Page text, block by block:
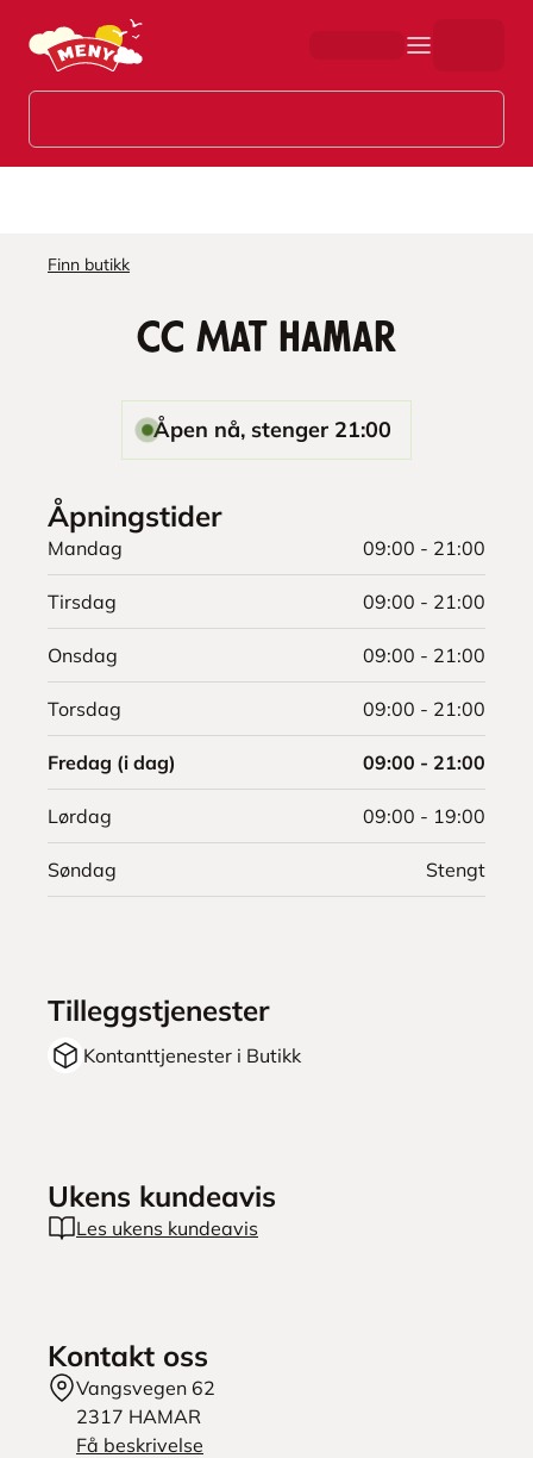
Hopp til hovedinnhold
Finn butikk
CC Mat Hamar
Åpen nå, stenger 21:00
Åpningstider
Mandag 09:00 - 21:00
Tirsdag 09:00 - 21:00
Onsdag 09:00 - 21:00
Torsdag 09:00 - 21:00
Fredag (i dag) 09:00 - 21:00
Lørdag 09:00 - 19:00
Søndag Stengt
Tilleggstjenester
Kontanttjenester i Butikk
Ukens kundeavis
Les ukens kundeavis
Kontakt oss
Vangsvegen 62
2317 HAMAR
Få beskrivelse